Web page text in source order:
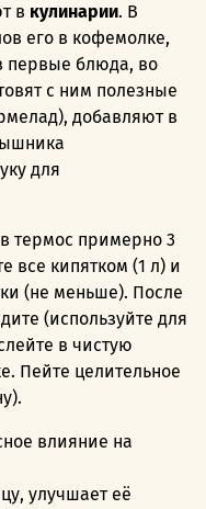
в кулинарии. В
его в кофемолке,
первые блюда, во
с ним полезные
добавляют в
для
термос примерно 3
все кипятком (1 л) и
(не меньше). После
(используйте для
в чистую
Пейте целительное
влияние на
улучшает её